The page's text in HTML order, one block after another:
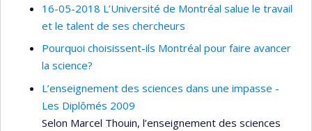
16-05-2018 L’Université de Montréal salue le travail
et le talent de ses chercheurs
Pourquoi choisissent-ils Montréal pour faire avancer
la science?
L’enseignement des sciences dans une impasse -
Les Diplômés 2009
Selon Marcel Thouin, l’enseignement des sciences